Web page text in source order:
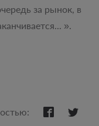
за рынок, в
».